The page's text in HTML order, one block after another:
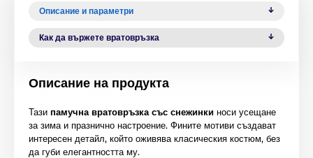
Описание и параметри
Как да вържете вратовръзка
Описание на продукта
Тази памучна вратовръзка със снежинки носи усещане
за зима и празнично настроение. Фините мотиви създават
интересен детайл, който оживява класическия костюм, без
да губи елегантността му.